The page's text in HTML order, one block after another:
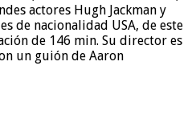
actores Hugh Jackman y
de nacionalidad USA, de este
de 146 min. Su director es
un guión de Aaron